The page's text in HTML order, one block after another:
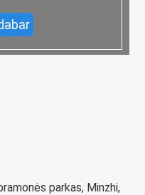
parkas, Minzhi,